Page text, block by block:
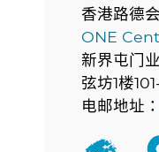
香港路德
ONE
新界屯门
弦坊1楼
电邮地址：